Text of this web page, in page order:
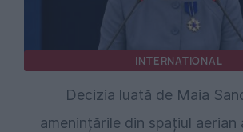
INTERNATIONAL
Decizia luată de Maia
amenințările din spațiul aerian